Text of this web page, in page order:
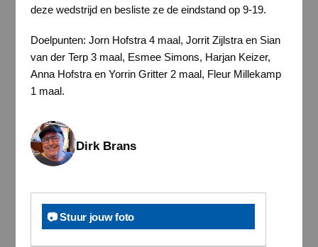
deze wedstrijd en besliste ze de eindstand op 9-19.
Doelpunten: Jorn Hofstra 4 maal, Jorrit Zijlstra en Sian
van der Terp 3 maal, Esmee Simons, Harjan Keizer,
Anna Hofstra en Yorrin Gritter 2 maal, Fleur Millekamp
1 maal.
Dirk Brans
📷 Stuur jouw foto